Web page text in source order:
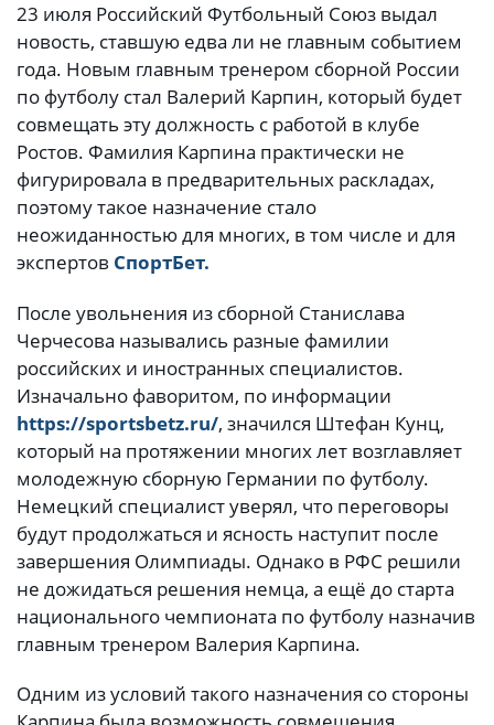
23 июля Российский Футбольный Союз выдал
новость, ставшую едва ли не главным событием
года. Новым главным тренером сборной России
по футболу стал Валерий Карпин, который будет
совмещать эту должность с работой в клубе
Ростов. Фамилия Карпина практически не
фигурировала в предварительных раскладах,
поэтому такое назначение стало
неожиданностью для многих, в том числе и для
экспертов СпортБет.
После увольнения из сборной Станислава
Черчесова назывались разные фамилии
российских и иностранных специалистов.
Изначально фаворитом, по информации
https://sportsbetz.ru/, значился Штефан Кунц,
который на протяжении многих лет возглавляет
молодежную сборную Германии по футболу.
Немецкий специалист уверял, что переговоры
будут продолжаться и ясность наступит после
завершения Олимпиады. Однако в РФС решили
не дожидаться решения немца, а ещё до старта
национального чемпионата по футболу назначив
главным тренером Валерия Карпина.
Одним из условий такого назначения со стороны